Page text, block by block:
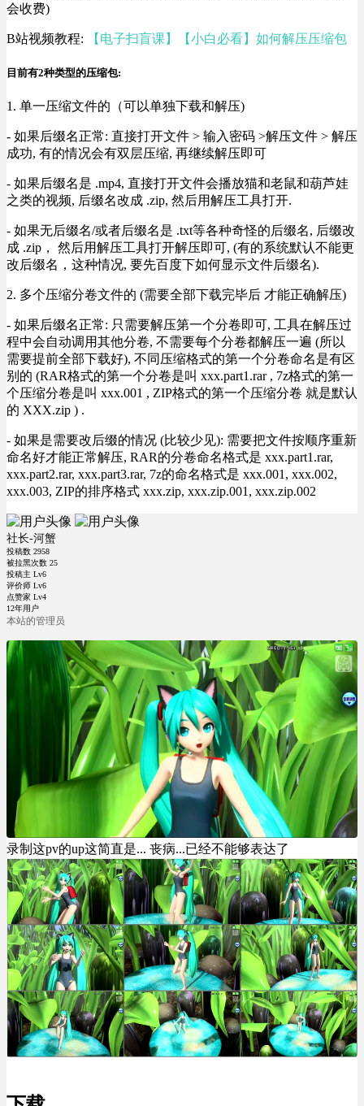
会收费)
B站视频教程: 【电子扫盲课】【小白必看】如何解压压缩包
目前有2种类型的压缩包:
1. 单一压缩文件的（可以单独下载和解压)
- 如果后缀名正常: 直接打开文件 > 输入密码 >解压文件 > 解压
成功, 有的情况会有双层压缩, 再继续解压即可
- 如果后缀名是 .mp4, 直接打开文件会播放猫和老鼠和葫芦娃
之类的视频, 后缀名改成 .zip, 然后用解压工具打开.
- 如果无后缀名/或者后缀名是 .txt等各种奇怪的后缀名, 后缀改
成 .zip， 然后用解压工具打开解压即可, (有的系统默认不能更
改后缀名，这种情况, 要先百度下如何显示文件后缀名).
2. 多个压缩分卷文件的 (需要全部下载完毕后 才能正确解压)
- 如果后缀名正常: 只需要解压第一个分卷即可, 工具在解压过
程中会自动调用其他分卷, 不需要每个分卷都解压一遍 (所以
需要提前全部下载好), 不同压缩格式的第一个分卷命名是有区
别的 (RAR格式的第一个分卷是叫 xxx.part1.rar , 7z格式的第一
个压缩分卷是叫 xxx.001 , ZIP格式的第一个压缩分卷 就是默认
的 XXX.zip ) .
- 如果是需要改后缀的情况 (比较少见): 需要把文件按顺序重新
命名好才能正常解压, RAR的分卷命名格式是 xxx.part1.rar,
xxx.part2.rar, xxx.part3.rar, 7z的命名格式是 xxx.001, xxx.002,
xxx.003, ZIP的排序格式 xxx.zip, xxx.zip.001, xxx.zip.002
社长-河蟹
投稿数 2958
被拉黑次数 25
投稿主 Lv6
评价师 Lv6
点赞家 Lv4
12年用户
本站的管理员
录制这pv的up这简直是... 丧病...已经不能够表达了